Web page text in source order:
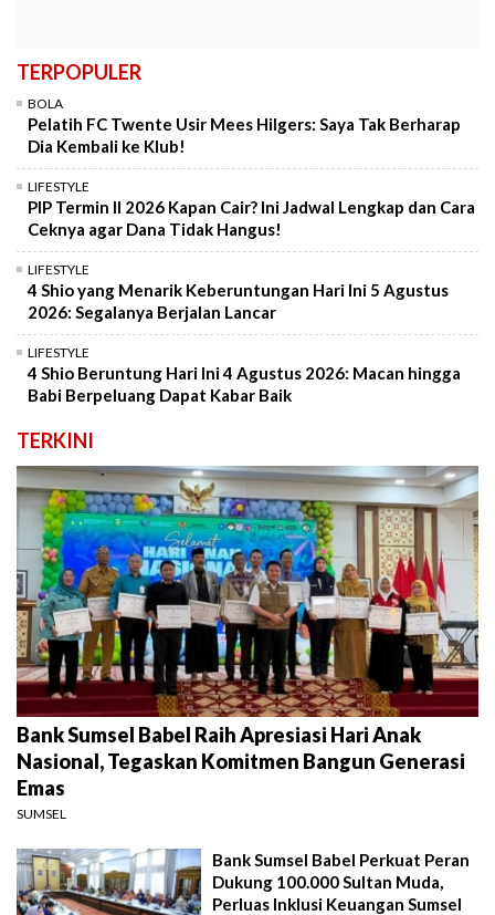
TERPOPULER
BOLA
Pelatih FC Twente Usir Mees Hilgers: Saya Tak Berharap
Dia Kembali ke Klub!
LIFESTYLE
PIP Termin II 2026 Kapan Cair? Ini Jadwal Lengkap dan Cara
Ceknya agar Dana Tidak Hangus!
LIFESTYLE
4 Shio yang Menarik Keberuntungan Hari Ini 5 Agustus
2026: Segalanya Berjalan Lancar
LIFESTYLE
4 Shio Beruntung Hari Ini 4 Agustus 2026: Macan hingga
Babi Berpeluang Dapat Kabar Baik
TERKINI
Bank Sumsel Babel Raih Apresiasi Hari Anak
Nasional, Tegaskan Komitmen Bangun Generasi
Emas
SUMSEL
Bank Sumsel Babel Perkuat Peran
Dukung 100.000 Sultan Muda,
Perluas Inklusi Keuangan Sumsel